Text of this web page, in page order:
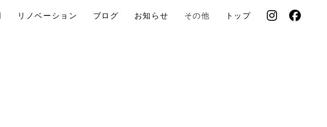
リノベーション ブログ お知らせ その他 トップ